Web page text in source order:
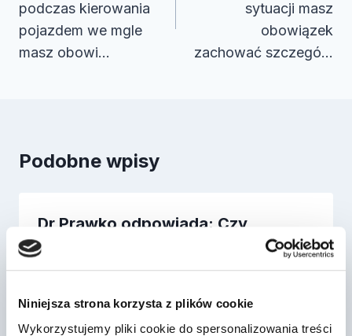
Niniejsza strona korzysta z plików cookie
Wykorzystujemy pliki cookie do spersonalizowania treści
podczas kierowania
pojazdem we mgle
masz obowi…
sytuacji masz
obowiązek
zachować szczegó…
Podobne wpisy
Dr Prawko odpowiada: Czy
widoczna pod znakiem tabliczka
informuje o mie…
Przez 2022-03-13